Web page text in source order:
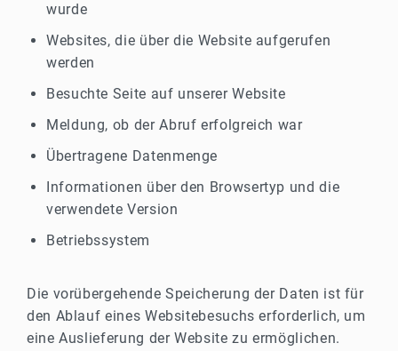
wurde
Websites, die über die Website aufgerufen
werden
Besuchte Seite auf unserer Website
Meldung, ob der Abruf erfolgreich war
Übertragene Datenmenge
Informationen über den Browsertyp und die
verwendete Version
Betriebssystem
Die vorübergehende Speicherung der Daten ist für
den Ablauf eines Websitebesuchs erforderlich, um
eine Auslieferung der Website zu ermöglichen.